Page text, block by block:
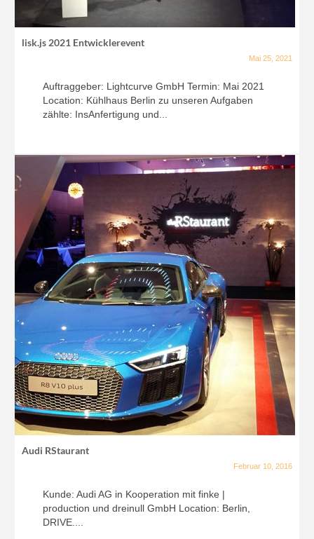
lisk.js 2021 Entwicklerevent
Mai 25, 2021
Auftraggeber: Lightcurve GmbH Termin: Mai 2021
Location: Kühlhaus Berlin zu unseren Aufgaben
zählte: InsAnfertigung und...
Audi RStaurant
Februar 10, 2016
Kunde: Audi AG in Kooperation mit finke |
production und dreinull GmbH Location: Berlin,
DRIVE....